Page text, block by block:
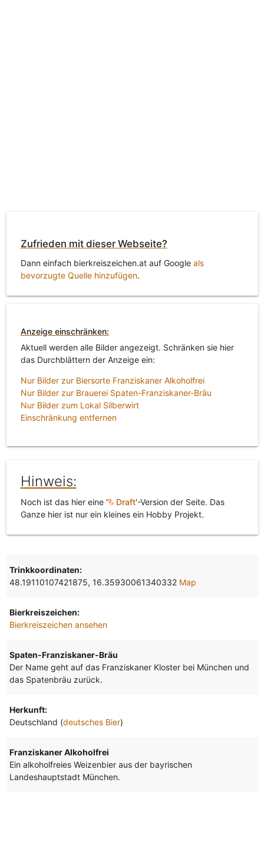
Zufrieden mit dieser Webseite?
Dann einfach bierkreiszeichen.at auf Google als
bevorzugte Quelle hinzufügen.
Anzeige einschränken:
Aktuell werden alle Bilder angezeigt. Schränken sie hier
das Durchblättern der Anzeige ein:
Nur Bilder zur Biersorte Franziskaner Alkoholfrei
Nur Bilder zur Brauerei Spaten-Franziskaner-Bräu
Nur Bilder zum Lokal Silberwirt
Einschränkung entfernen
Hinweis:
Noch ist das hier eine ' Draft'-Version der Seite. Das
Ganze hier ist nur ein kleines ein Hobby Projekt.
Trinkkoordinaten:
48.19110107421875, 16.35930061340332 Map
Bierkreiszeichen:
Bierkreiszeichen ansehen
Spaten-Franziskaner-Bräu
Der Name geht auf das Franziskaner Kloster bei München und
das Spatenbräu zurück.
Herkunft:
Deutschland (deutsches Bier)
Franziskaner Alkoholfrei
Ein alkoholfreies Weizenbier aus der bayrischen
Landeshauptstadt München.